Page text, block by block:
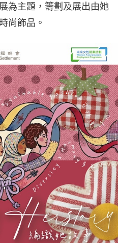
為主題，籌劃及展出由她
尚飾品。